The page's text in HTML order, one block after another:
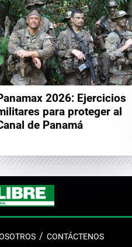
2026: Ejercicios
para proteger al
de Panamá
CONTÁCTENOS